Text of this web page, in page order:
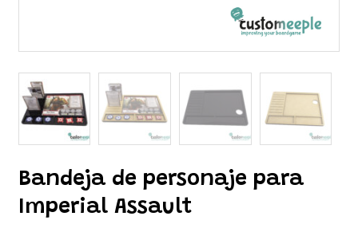
Bandeja de personaje para
Imperial Assault